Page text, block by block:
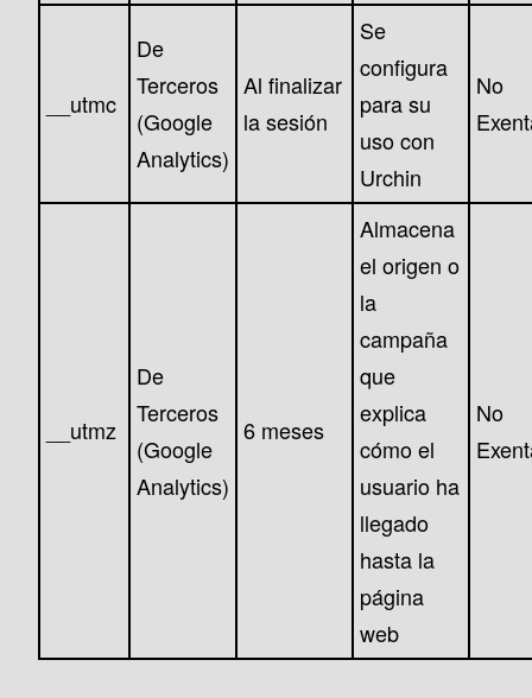
__utmc
De
Terceros
(Google
Analytics)
Al finalizar
la sesión
Se
configura
para su
uso con
Urchin
No
__utmz
De
Terceros
(Google
Analytics)
6 meses
Almacena
el origen o
la
campaña
que
explica
cómo el
usuario ha
llegado
hasta la
página
web
No